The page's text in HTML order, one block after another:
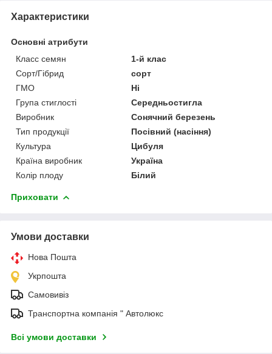
Характеристики
Основні атрибути
Класс семян
1-й клас
Сорт/Гібрид
сорт
ГМО
Ні
Група стиглості
Середньостигла
Виробник
Сонячний березень
Тип продукції
Посівний (насіння)
Культура
Цибуля
Країна виробник
Україна
Колір плоду
Білий
Приховати
Умови доставки
Нова Пошта
Укрпошта
Самовивіз
Транспортна компанія " Автолюкс
Всі умови доставки